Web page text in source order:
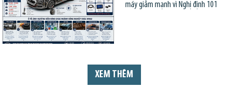
máy giảm mạnh vì Nghị định 101
XEM THÊM